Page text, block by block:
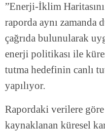
”Enerji-İklim
raporda aynı zamanda
çağrıda bulunularak
enerji politikası ile
tutma hedefinin canlı
yapılıyor.
Rapordaki verilere
kaynaklanan küresel